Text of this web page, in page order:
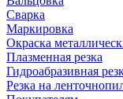
Сварка
Маркировка
Окраска
Плазменная резка
Гидроабразивная
Резка на